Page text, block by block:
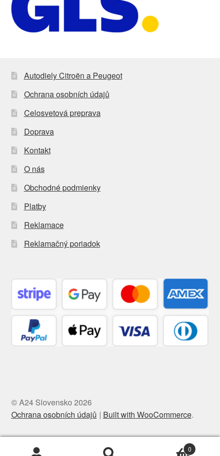
Autodiely Citroën a Peugeot
Ochrana osobních údajů
Celosvetová preprava
Doprava
Kontakt
O nás
Obchodné podmienky
Platby
Reklamace
Reklamačný poriadok
© A24 Slovensko 2026
Ochrana osobních údajů
Built with WooCommerce.
Vyhľadávanie
0